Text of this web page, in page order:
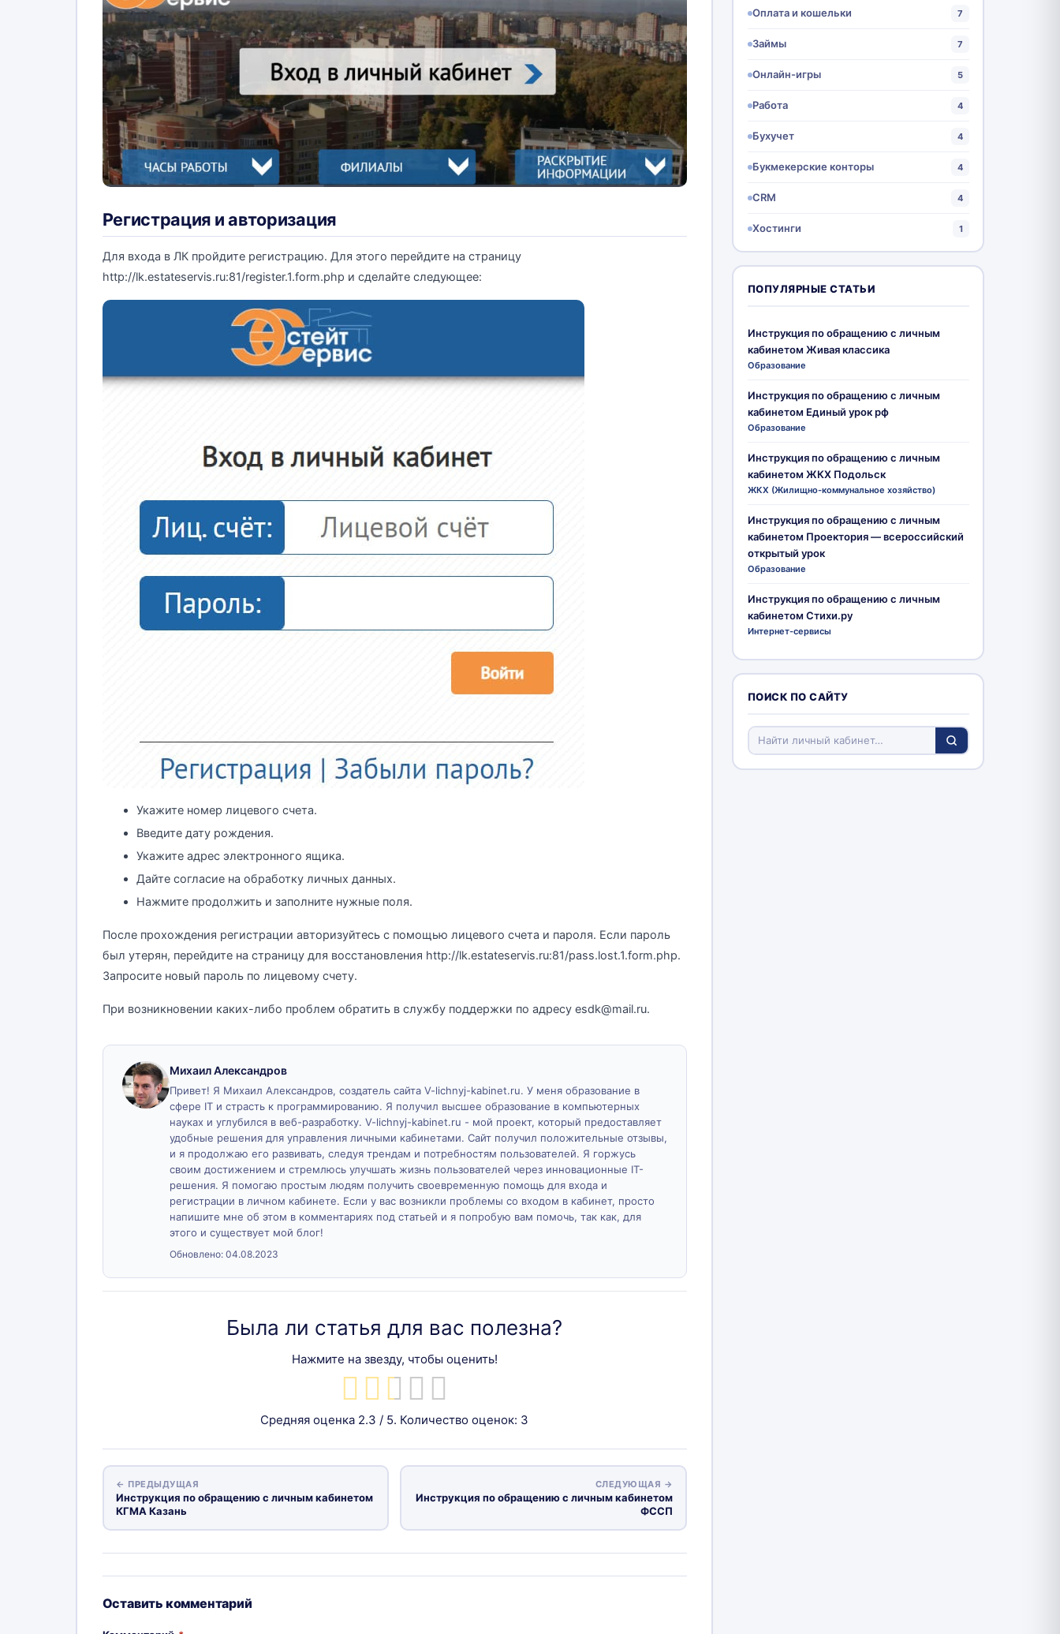
Регистрация и авторизация
Для входа в ЛК пройдите регистрацию. Для этого перейдите на страницу
http://lk.estateservis.ru:81/register.1.form.php и сделайте следующее:
Укажите номер лицевого счета.
Введите дату рождения.
Укажите адрес электронного ящика.
Дайте согласие на обработку личных данных.
Нажмите продолжить и заполните нужные поля.
После прохождения регистрации авторизуйтесь с помощью лицевого счета и пароля. Если пароль
был утерян, перейдите на страницу для восстановления http://lk.estateservis.ru:81/pass.lost.1.form.php.
Запросите новый пароль по лицевому счету.
При возникновении каких-либо проблем обратить в службу поддержки по адресу esdk@mail.ru.
Михаил Александров
Привет! Я Михаил Александров, создатель сайта V-lichnyj-kabinet.ru. У меня образование в
сфере IT и страсть к программированию. Я получил высшее образование в компьютерных
науках и углубился в веб-разработку. V-lichnyj-kabinet.ru - мой проект, который предоставляет
удобные решения для управления личными кабинетами. Сайт получил положительные отзывы,
и я продолжаю его развивать, следуя трендам и потребностям пользователей. Я горжусь
своим достижением и стремлюсь улучшать жизнь пользователей через инновационные IT-
решения. Я помогаю простым людям получить своевременную помощь для входа и
регистрации в личном кабинете. Если у вас возникли проблемы со входом в кабинет, просто
напишите мне об этом в комментариях под статьей и я попробую вам помочь, так как, для
этого и существует мой блог!
Обновлено: 04.08.2023
Была ли статья для вас полезна?
Нажмите на звезду, чтобы оценить!
Средняя оценка 2.3 / 5. Количество оценок: 3
← ПРЕДЫДУЩАЯ
Инструкция по обращению с личным кабинетом
КГМА Казань
СЛЕДУЮЩАЯ →
Инструкция по обращению с личным кабинетом
ФССП
Оставить комментарий
Оплата и кошельки 7
Займы 7
Онлайн-игры 5
Работа 4
Бухучет 4
Букмекерские конторы 4
CRM 4
Хостинги 1
ПОПУЛЯРНЫЕ СТАТЬИ
Инструкция по обращению с личным
кабинетом Живая классика
Образование
Инструкция по обращению с личным
кабинетом Единый урок рф
Образование
Инструкция по обращению с личным
кабинетом ЖКХ Подольск
ЖКХ (Жилищно-коммунальное хозяйство)
Инструкция по обращению с личным
кабинетом Проектория — всероссийский
открытый урок
Образование
Инструкция по обращению с личным
кабинетом Стихи.ру
Интернет-сервисы
ПОИСК ПО САЙТУ